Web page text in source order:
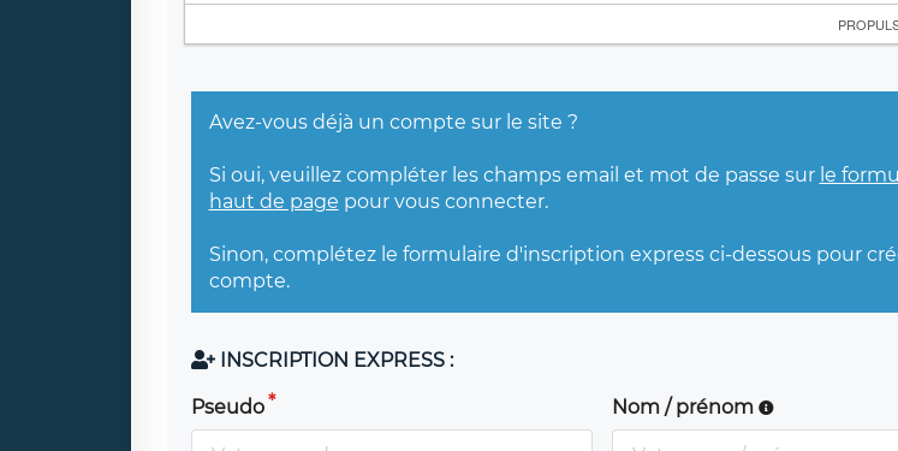
Avez-vous déjà un compte sur le site ?
Si oui, veuillez compléter les champs email et mot de passe sur le
haut de page pour vous connecter.
Sinon, complétez le formulaire d'inscription express ci-dessous pour
compte.
INSCRIPTION EXPRESS :
Pseudo Nom / prénom